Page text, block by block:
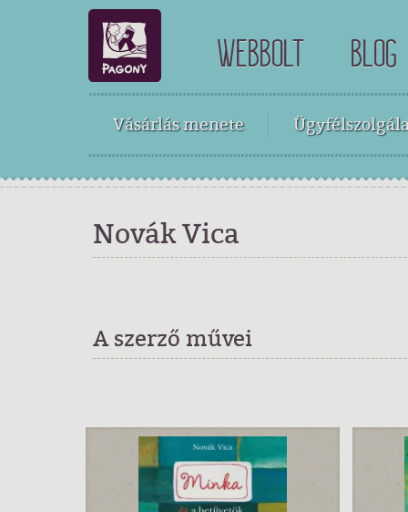
WEBBOLT BLOG
Vásárlás menete
Novák Vica
A szerző művei